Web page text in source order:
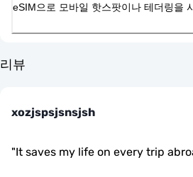
eSIM으로 모바일 핫스팟이나 테더링을
리뷰
xozjspsjsnsjsh
"It saves my life on every trip